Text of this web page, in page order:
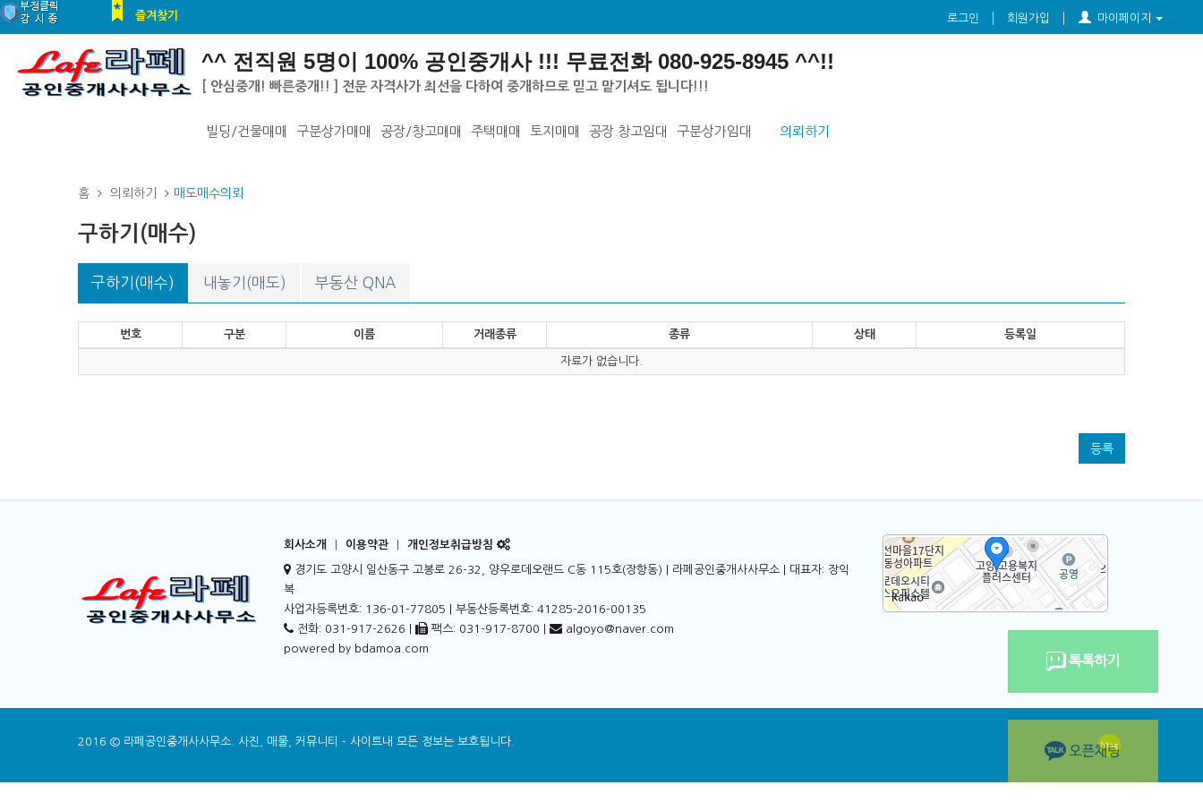
즐겨찾기 로그인 회원가입 마이페이지
^^ 전직원 5명이 100% 공인중개사 !!! 무료전화 080-925-8945 ^^!!
[ 안심중개! 빠른중개!! ] 전문 자격사가 최선을 다하여 중개하므로 믿고 맡기셔도 됩니다!!!
빌딩/건물매매 구분상가매매 공장/창고매매 주택매매 토지매매 공장.창고임대 구분상가임대 의뢰하기
홈 의뢰하기 매도매수의뢰
구하기(매수)
구하기(매수) 내놓기(매도) 부동산 QNA
번호 구분 이름 거래종류 종류 상태 등록일
자료가 없습니다.
등록
회사소개 이용약관 개인정보취급방침
경기도 고양시 일산동구 고봉로 26-32, 양우로데오랜드 C동 115호(장항동) | 라페공인중개사사무소 | 대표자: 장익
복
사업자등록번호: 136-01-77805 | 부동산등록번호: 41285-2016-00135
전화: 031-917-2626 |
팩스: 031-917-8700 |
algoyo@naver.com
powered by bdamoa.com
2016 © 라페공인중개사사무소. 사진, 매물, 커뮤니티 - 사이트내 모든 정보는 보호됩니다.